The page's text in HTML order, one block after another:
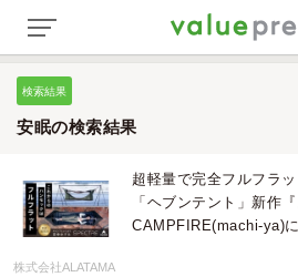
検索結果
安眠の検索結果
超軽量で完全フルフラ
「ヘブンテント」新作
CAMPFIRE(machi-ya)
株式会社ALATAMA